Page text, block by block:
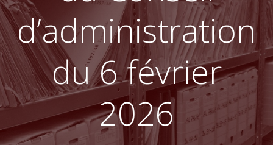
d’administration
du 6 février
2026